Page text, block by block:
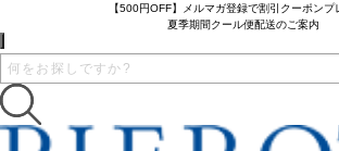
【500円OFF】メルマガ登録で割引クーポンプ
夏季期間クール便配送のご案内